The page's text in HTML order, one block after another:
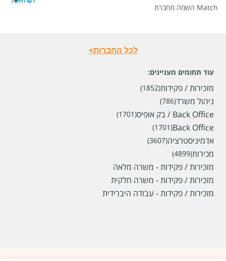
Match השמה מחברת
לכל החברות>
עוד תחומים מעניינים:
מזכירות / פקידות(1852)
ניהול משרד(786)
Back Office / בק אופיס (1701)
Back Office
(1701)
אדמיניסטרציה(3607)
מכירות(4899)
מזכירות / פקידות - משרה מלאה
מזכירות / פקידות - משרה חלקית
מזכירות / פקידות - עבודה היברידית